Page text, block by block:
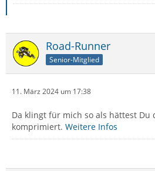
Road-Runner
Senior-Mitglied
11. März 2024 um 17:38
Da klingt für mich so als hättest Du
komprimiert. Weitere Infos